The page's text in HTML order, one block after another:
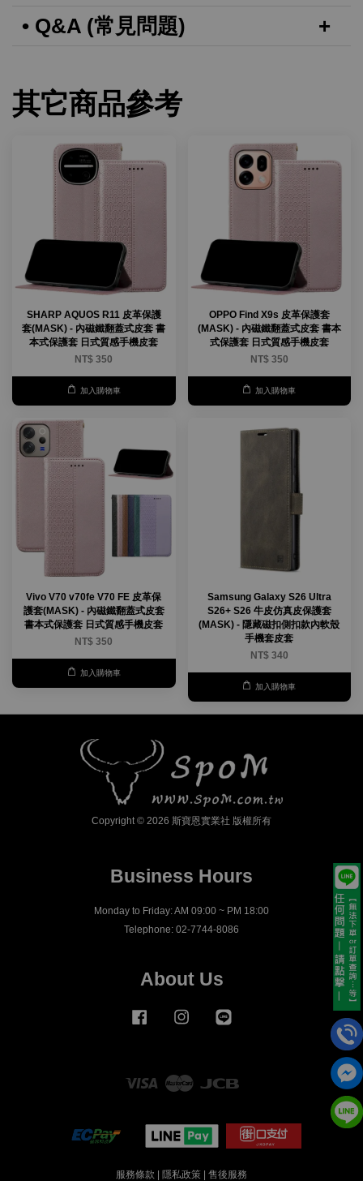
• Q&A (常見問題)
其它商品參考
SHARP AQUOS R11 皮革保護
套(MASK) - 內磁鐵翻蓋式皮套 書
本式保護套 日式質感手機皮套
NT$ 350
加入購物車
OPPO Find X9s 皮革保護套
(MASK) - 內磁鐵翻蓋式皮套 書本
式保護套 日式質感手機皮套
NT$ 350
加入購物車
Vivo V70 v70fe V70 FE 皮革保
護套(MASK) - 內磁鐵翻蓋式皮套
書本式保護套 日式質感手機皮套
NT$ 350
加入購物車
Samsung Galaxy S26 Ultra
S26+ S26 牛皮仿真皮保護套
(MASK) - 隱藏磁扣側扣款內軟殼
手機套皮套
NT$ 340
加入購物車
Copyright © 2026 斯寶恩實業社 版權所有
Business Hours
Monday to Friday: AM 09:00 ~ PM 18:00
Telephone: 02-7744-8086
About Us
Facebook Instagram
Visa Master
服務條款 隱私政策 售後服務